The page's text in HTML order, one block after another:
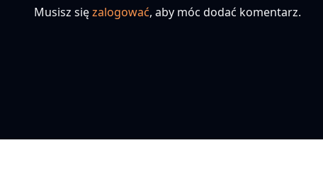
Musisz sięzalogować, aby móc dodać komentarz.